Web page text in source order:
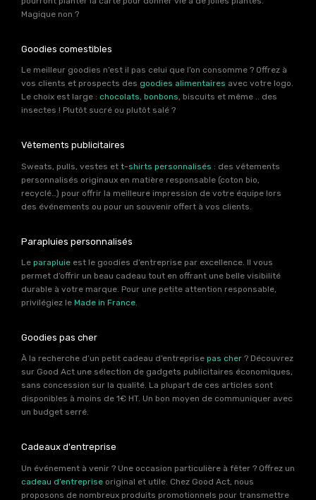
Magique non ?
Goodies comestibles
Le meilleur goodies n’est il pas celui que l’on consomme ? Offrez à
vos clients et prospects des goodies alimentaires avec votre logo.
Le choix est large : chocolats, bonbons, biscuits et même .. des
insectes ! Plutôt sucré ou plutôt salé ?
Vêtements publicitaires
Sweats, pulls, vestes et t-shirts personnalisés : des vêtements
personnalisés originaux en matière responsable (coton bio,
recyclé…) pour offrir la meilleure impression de votre équipe lors
des événements ou pour un souvenir offert à vos clients.
Parapluies personnalisés
Le parapluie est le goodies d’entreprise par excellence. Il vous
permet d’offrir un beau cadeau tout en offrant une belle visibilité
durable à votre marque. Pour une petite attention responsable,
privilégiez le Made in France.
Goodies pas cher
À la recherche d’un petit cadeau d’entreprise pas cher ? Découvrez
sur Good Act une sélection de gadgets publicitaires économiques,
sans concession sur la qualité. La plupart de ces articles sont
disponibles à moins de 1€ HT. Un bon moyen de communiquer avec
un budget serré.
Cadeaux d'entreprise
Un événement à venir ? Une occasion particulière à fêter ? Offrez un
cadeau d’entreprise original et utile. Chez Good Act, nous
proposons de nombreux produits promotionnels pour transmettre